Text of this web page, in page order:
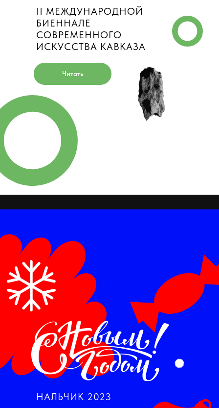
II МЕЖДУНАРОДНОЙ
БИЕННАЛЕ
СОВРЕМЕННОГО
ИСКУССТВА КАВКАЗА
Читать
НАЛЬЧИК 2023